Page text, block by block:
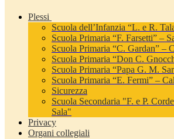
Plessi
Scuola dell’Infanzia “L. e R.
Scuola Primaria “F. Farsetti” –
Scuola Primaria “C. Gardan” –
Scuola Primaria “Don C.
Scuola Primaria “Papa G. M.
Scuola Primaria “E. Fermi” –
Sicurezza
Scuola Secondaria "F. e P.
Sala"
Privacy
Organi collegiali